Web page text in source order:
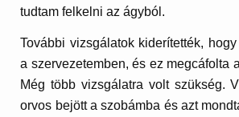
tudtam felkelni az ágyból.
További vizsgálatok kiderítették,
a szervezetemben, és ez megcáfolta
Még több vizsgálatra volt szükség.
orvos bejött a szobámba és azt